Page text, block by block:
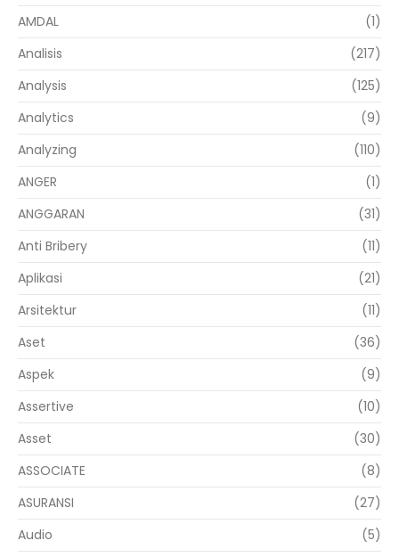
AMDAL
(1)
Analisis
(217)
Analysis
(125)
Analytics
(9)
Analyzing
(110)
ANGER
(1)
ANGGARAN
(31)
Anti Bribery
(11)
Aplikasi
(21)
Arsitektur
(11)
Aset
(36)
Aspek
(9)
Assertive
(10)
Asset
(30)
ASSOCIATE
(8)
ASURANSI
(27)
Audio
(5)